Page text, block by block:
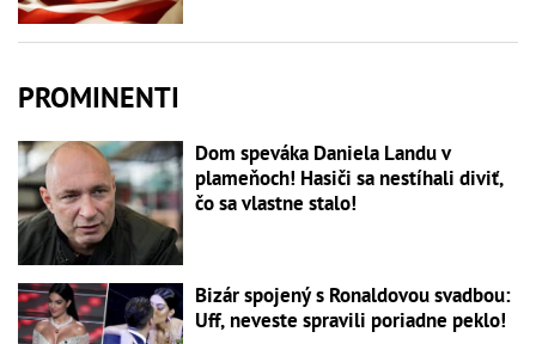
PROMINENTI
Dom speváka Daniela Landu v
plameňoch! Hasiči sa nestíhali diviť,
čo sa vlastne stalo!
Bizár spojený s Ronaldovou svadbou:
Uff, neveste spravili poriadne peklo!